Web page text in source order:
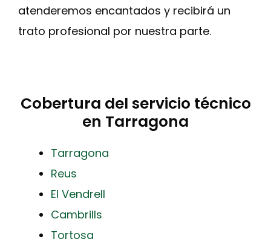
atenderemos encantados y recibirá un
trato profesional por nuestra parte.
Cobertura del servicio técnico
en Tarragona
Tarragona
Reus
El Vendrell
Cambrills
Tortosa